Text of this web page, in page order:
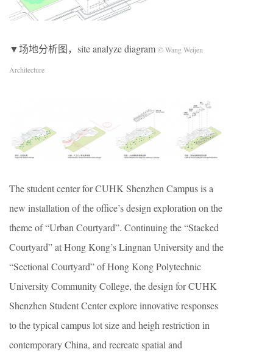
▼场地分析图，site analyze diagram © Wang Weijen
Architecture
The student center for CUHK Shenzhen Campus is a
new installation of the office’s design exploration on the
theme of “Urban Courtyard”. Continuing the “Stacked
Courtyard” at Hong Kong’s Lingnan University and the
“Sectional Courtyard” of Hong Kong Polytechnic
University Community College, the design for CUHK
Shenzhen Student Center explore innovative responses
to the typical campus lot size and heigh restriction in
contemporary China, and recreate spatial and